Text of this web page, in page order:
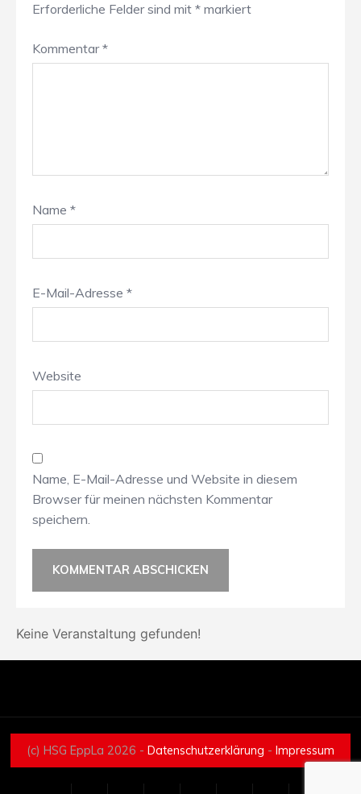
Erforderliche Felder sind mit * markiert
Kommentar*
Name *
E-Mail-Adresse *
Website
Name, E-Mail-Adresse und Website in diesem
Browser für meinen nächsten Kommentar
speichern.
Keine Veranstaltung gefunden!
(c) HSG EppLa 2026 - Datenschutzerklärung - Impressum